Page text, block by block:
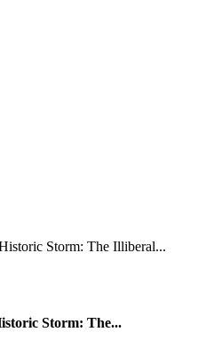
Storm: The Illiberal...
Storm: The...